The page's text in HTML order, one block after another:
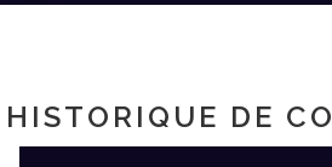
HISTORIQUE DE